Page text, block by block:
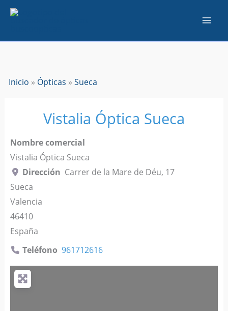
Inicio » Ópticas »Sueca
Vistalia Óptica Sueca
Nombre comercial
Vistalia Óptica Sueca
Dirección Carrer de la Mare de Déu, 17
Sueca
Valencia
46410
España
Teléfono 961712616